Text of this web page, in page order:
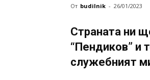
От budilnik - 26/01/2023
Страната ни
“Пендиков” и
служебният